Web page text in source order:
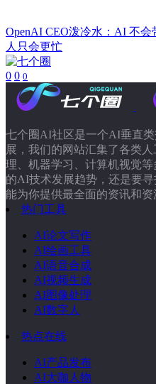
OpenAI CEO泼冷水：AI 不
人只会更忙
0 0 0
七个圈AI社区是一个AI垂直
展，我们的网站汇集了各类
理、机器学习、计算机视觉
的AI技术发展趋势，还是要
能为你提供最全面的资讯和资
热门工具
AI论文写作
AI绘画工具
AI语音合成
AI视频生成
AI图像处理
AI数字人
热点在线
AI产品发布
AI大咖人物